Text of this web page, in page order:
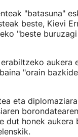
"batasuna"
beste, Kievi
"beste
aukera
"orain
eta
dut honek aukera